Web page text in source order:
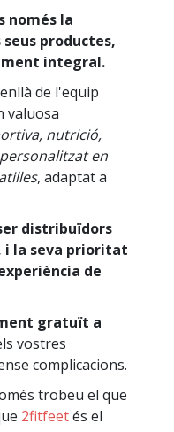
només la
productes,
integral.
de l'equip
valuosa
nutrició,
en
, adaptat a
distribuïdors
i la seva prioritat
de
gratuït a
vostres
complicacions.
trobeu el que
2fitfeetés el